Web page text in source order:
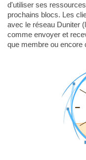
d'utiliser ses
prochains blocs. Les
avec le réseau Duniter
comme envoyer et
que membre ou encore